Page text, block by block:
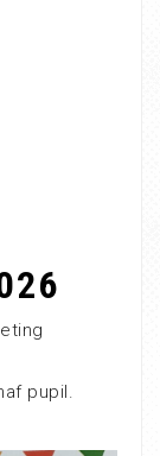
pupil.